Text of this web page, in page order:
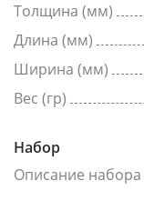
Толщина (мм)
Длина (мм)
Ширина (мм)
Вес (гр)
Набор
Описание набора